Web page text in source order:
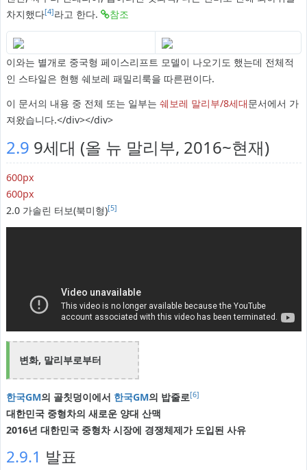
차지했다[4]라고 한다. 참조
이와는 별개로 중국형 페이스리프트 모델이 나오기도 했는데 전체적
인 스타일은 현행 쉐보레 패밀리룩을 따른편이다.
이 문서의 내용 중 전체 또는 일부는 쉐보레 말리부/8세대문서에서 가
져왔습니다.</div></div>
2.9 9세대 (올 뉴 말리부, 2016~현재)
600px
600px
2.0 가솔린 터보(북미형)[5]
변화, 말리부로부터
한국GM의 골칫덩이에서 한국GM의 밥줄로[6]
대한민국 중형차의 새로운 양대 산맥
2016년 대한민국 중형차 시장에 경쟁체제가 도입된 사유
2.9.1 발표